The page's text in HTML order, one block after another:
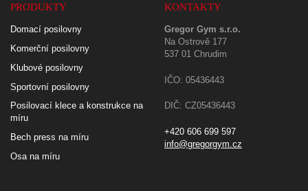
PRODUKTY
Domací posilovny
Komerční posilovny
Klubové posilovny
Sportovní posilovny
Posilovací klece a konstrukce na
míru
Bech press na míru
Osa na míru
KONTAKTY
Gregor Gym s.r.o.
Na Ostrově 177
537 01 Chrudim
IČO: 05436443
DIČ: CZ05436443
+420 606 699 597
info@gregorgym.cz